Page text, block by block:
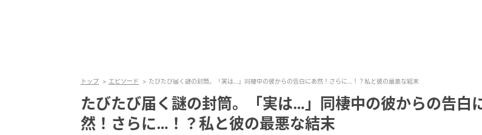
トップ エピソード たびたび届く謎の封筒。「実は…」同棲中の彼からの告白にあ然！さらに…！？私と彼の最悪な結末
たびたび届く謎の封筒。「実は…」同棲中の彼からの告白
然！さらに…！？私と彼の最悪な結末